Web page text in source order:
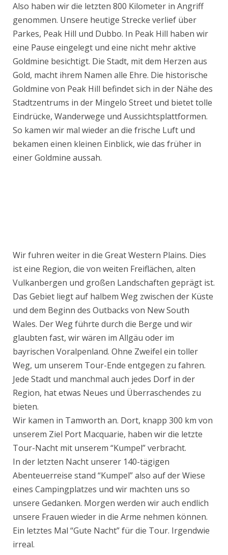
Also haben wir die letzten 800 Kilometer in Angriff
genommen. Unsere heutige Strecke verlief über
Parkes, Peak Hill und Dubbo. In Peak Hill haben wir
eine Pause eingelegt und eine nicht mehr aktive
Goldmine besichtigt. Die Stadt, mit dem Herzen aus
Gold, macht ihrem Namen alle Ehre. Die historische
Goldmine von Peak Hill befindet sich in der Nähe des
Stadtzentrums in der Mingelo Street und bietet tolle
Eindrücke, Wanderwege und Aussichtsplattformen.
So kamen wir mal wieder an die frische Luft und
bekamen einen kleinen Einblick, wie das früher in
einer Goldmine aussah.
Wir fuhren weiter in die Great Western Plains. Dies
ist eine Region, die von weiten Freiflächen, alten
Vulkanbergen und großen Landschaften geprägt ist.
Das Gebiet liegt auf halbem Weg zwischen der Küste
und dem Beginn des Outbacks von New South
Wales. Der Weg führte durch die Berge und wir
glaubten fast, wir wären im Allgäu oder im
bayrischen Voralpenland. Ohne Zweifel ein toller
Weg, um unserem Tour-Ende entgegen zu fahren.
Jede Stadt und manchmal auch jedes Dorf in der
Region, hat etwas Neues und Überraschendes zu
bieten.
Wir kamen in Tamworth an. Dort, knapp 300 km von
unserem Ziel Port Macquarie, haben wir die letzte
Tour-Nacht mit unserem “Kumpel” verbracht.
In der letzten Nacht unserer 140-tägigen
Abenteuerreise stand “Kumpel” also auf der Wiese
eines Campingplatzes und wir machten uns so
unsere Gedanken. Morgen werden wir auch endlich
unsere Frauen wieder in die Arme nehmen können.
Ein letztes Mal “Gute Nacht” für die Tour. Irgendwie
irreal.